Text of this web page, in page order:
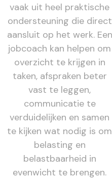
vaak uit heel praktische
ondersteuning die direct
aansluit op het werk. Een
jobcoach kan helpen om
overzicht te krijgen in
taken, afspraken beter
vast te leggen,
communicatie te
verduidelijken en samen
te kijken wat nodig is om
belasting en
belastbaarheid in
evenwicht te brengen.